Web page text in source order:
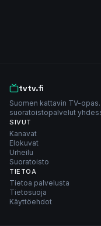
tvtv.fi
Suomen kattavin TV-
suoratoistopalvelut
SIVUT
Kanavat
Elokuvat
Urheilu
Suoratoisto
TIETOA
Tietoa palvelusta
Tietosuoja
Käyttöehdot